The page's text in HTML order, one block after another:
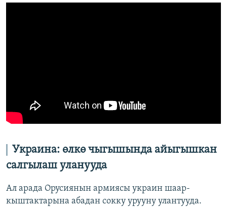
Украина: өлкө чыгышында айыгышкан
салгылаш уланууда
Ал арада Орусиянын армиясы украин шаар-
кыштактарына абадан сокку урууну улантууда.